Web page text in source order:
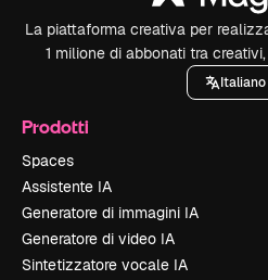
La piattaforma creativa per
1 milione di abbonati tra
Italiano
Prodotti
Spaces
Assistente IA
Generatore di immagini IA
Generatore di video IA
Sintetizzatore vocale IA